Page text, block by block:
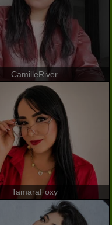
CamilleRiver
TamaraFoxy